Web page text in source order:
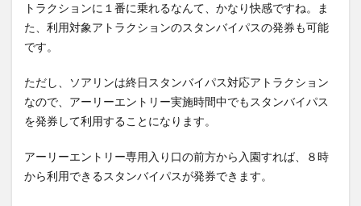
トラクションに１番に乗れるなんて、かなり快感ですね。ま
た、利用対象アトラクションのスタンバイパスの発券も可能
です。
ただし、ソアリンは終日スタンバイパス対応アトラクション
なので、アーリーエントリー実施時間中でもスタンバイパス
を発券して利用することになります。
アーリーエントリー専用入り口の前方から入園すれば、８時
から利用できるスタンバイパスが発券できます。